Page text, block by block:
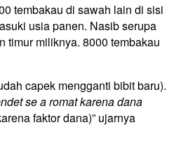
tembakau di sawah lain di sisi
usia panen. Nasib serupa
timur miliknya. 8000 tembakau
capek mengganti bibit baru).
se a romat karena dana
faktor dana)” ujarnya